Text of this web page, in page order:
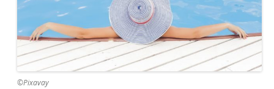
k
©Pixavay